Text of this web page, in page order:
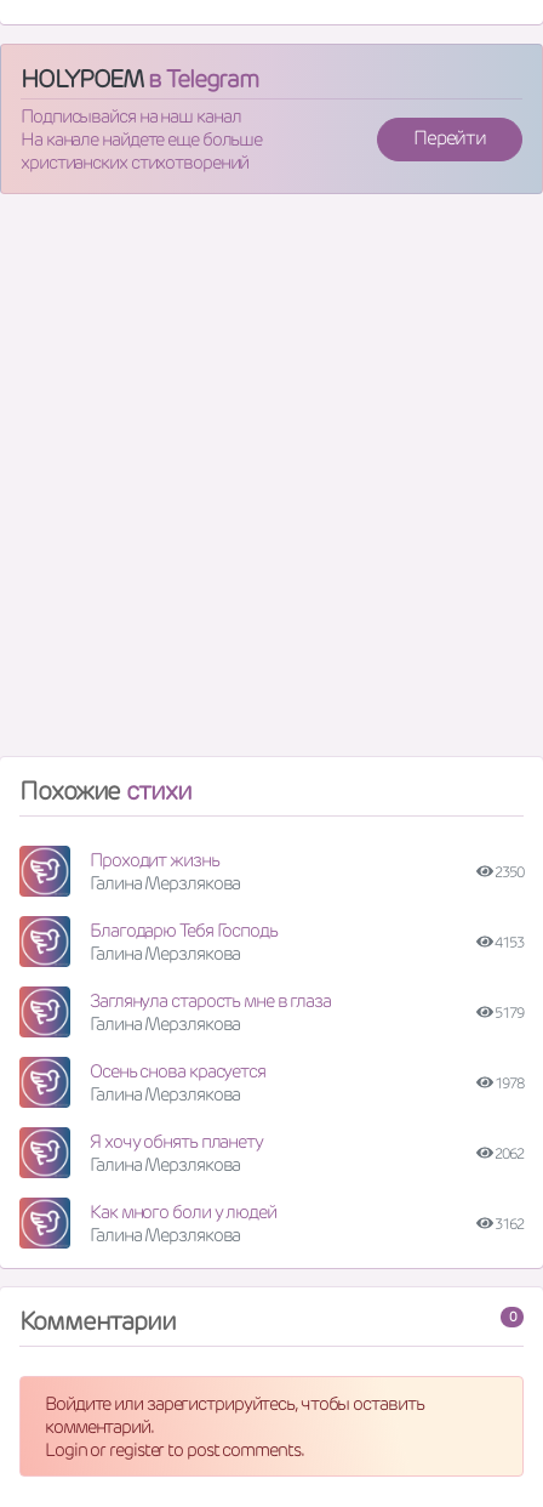
HOLYPOEMв Telegram
Подписывайся на наш канал
На канале найдете еще больше
христианских стихотворений
Перейти
Похожие стихи
Проходит жизнь
Галина Мерзлякова
2350
Благодарю Тебя Господь
Галина Мерзлякова
4153
Заглянула старость мне в глаза
Галина Мерзлякова
5179
Осень снова красуется
Галина Мерзлякова
1978
Я хочу обнять планету
Галина Мерзлякова
2062
Как много боли у людей
Галина Мерзлякова
3162
0
Комментарии
Войдите или зарегистрируйтесь, чтобы оставить
комментарий.
Login or register to post comments.